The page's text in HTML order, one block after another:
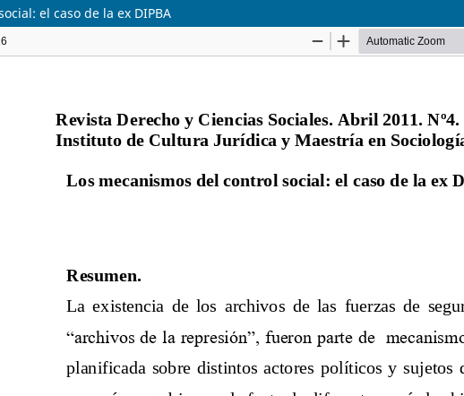
el caso de la ex DIPBA